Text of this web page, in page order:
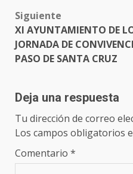
Siguiente
XI AYUNTAMIENTO DE
JORNADA DE
PASO DE SANTA CRUZ
Deja una respuesta
Tu dirección de correo
Los campos obligatorios
Comentario *